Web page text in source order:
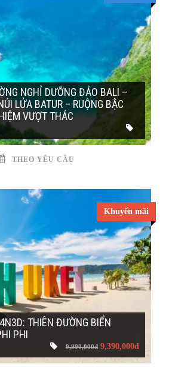
NGHỈ DƯỠNG ĐẢO BALI –
LỬA BATUR – RUỘNG BẬC
VƯỢT THÁC
THEO YÊU CẦU
Khuyến mãi
THIÊN ĐƯỜNG BIỂN
PHI
9,990,000đ 9,390,000đ